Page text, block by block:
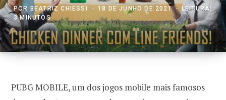
POR BEATRIZ CHIESSI 18 DE JUNHO DE 2021
LEITURA:
3 MINUTOS
PUBG MOBILE, um dos jogos mobile mais famosos